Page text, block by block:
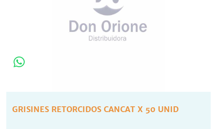
GRISINES RETORCIDOS CANCAT X 50 UNID